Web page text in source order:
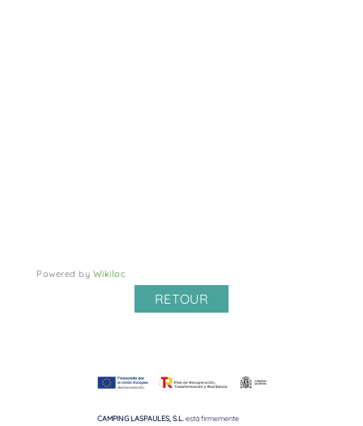
Powered by Wikiloc
RETOUR
CAMPING LASPAULES, S.L.está firmemente